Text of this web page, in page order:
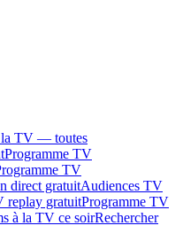
la TV — toutes
Programme TV
TV
direct gratuitAudiences TV
replay gratuitProgramme TV
à la TV ce soirRechercher